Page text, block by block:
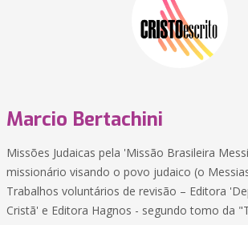
Marcio Bertachini
Missões Judaicas pela 'Missão Brasileira
missionário visando o povo judaico (o
Trabalhos voluntários de revisão – Editora
Cristã' e Editora Hagnos - segundo tomo da